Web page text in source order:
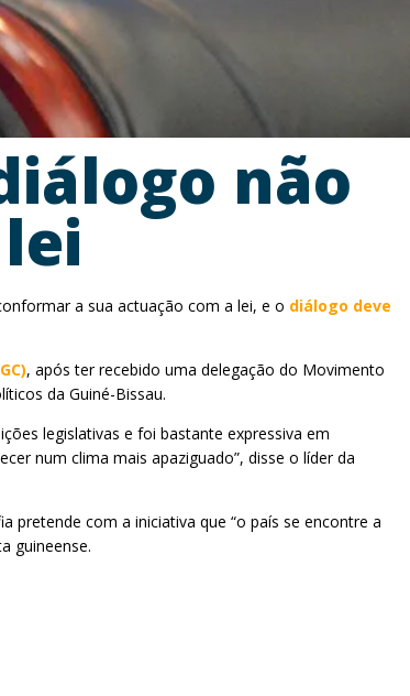
não
a sua actuação com a lei, e o diálogo deve
, após ter recebido uma delegação do Movimento
da Guiné-Bissau.
legislativas e foi bastante expressiva em
num clima mais apaziguado”, disse o líder da
pretende com a iniciativa que “o país se encontre a
guineense.